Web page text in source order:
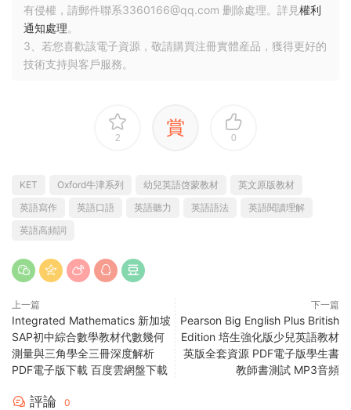
有侵權，請郵件聯系3360166@qq.com 删除處理。詳見權利
通知處理。
3、若您喜歡該電子資源，敬請購買注冊實體産品，獲得更好的
技術支持與客戶服務。
2 賞 0
KET Oxford牛津系列 幼兒英語啓蒙教材
英文原版教材
英語寫作
英語口語 英語聽力 英語語法
英語閱讀理解
英語高頻詞
上一篇
Integrated Mathematics 新加坡
SAP初中綜合數學教材代數幾何
測量與三角學全三冊深度解析
PDF電子版下載 百度雲網盤下載
下一篇
Pearson Big English Plus British
Edition 培生強化版少兒英語教材
英版全套資源 PDF電子版學生書
教師書測試 MP3音頻
評論 0